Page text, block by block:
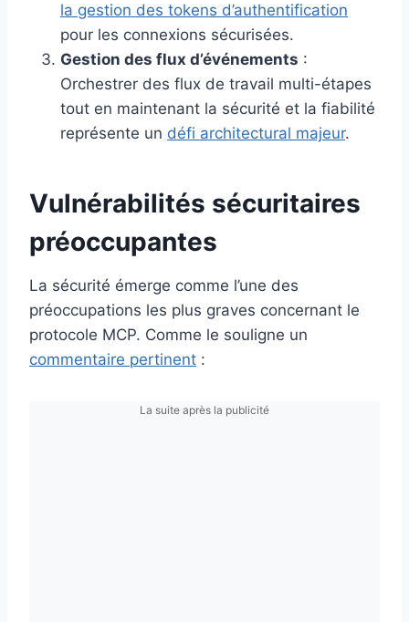
la gestion des tokens d’authentification
pour les connexions sécurisées.
Gestion des flux d’événements :
Orchestrer des flux de travail multi-étapes
tout en maintenant la sécurité et la fiabilité
représente un défi architectural majeur.
Vulnérabilités sécuritaires
préoccupantes
La sécurité émerge comme l’une des
préoccupations les plus graves concernant le
protocole MCP. Comme le souligne un
commentaire pertinent :
La suite après la publicité